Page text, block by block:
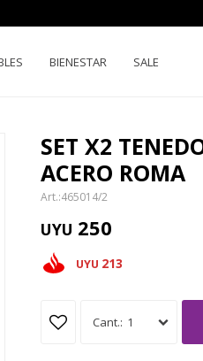
BIENESTAR SALE
SET X2
ACERO ROMA
465014/2
UYU 250
UYU 213
1